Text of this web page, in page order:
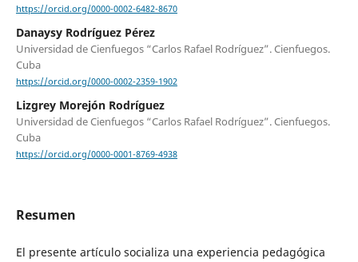
https://orcid.org/0000-0002-6482-8670
Danaysy Rodríguez Pérez
Universidad de Cienfuegos “Carlos Rafael Rodríguez”. Cienfuegos.
Cuba
https://orcid.org/0000-0002-2359-1902
Lizgrey Morejón Rodríguez
Universidad de Cienfuegos “Carlos Rafael Rodríguez”. Cienfuegos.
Cuba
https://orcid.org/0000-0001-8769-4938
Resumen
El presente artículo socializa una experiencia pedagógica